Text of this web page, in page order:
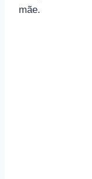
mãe.